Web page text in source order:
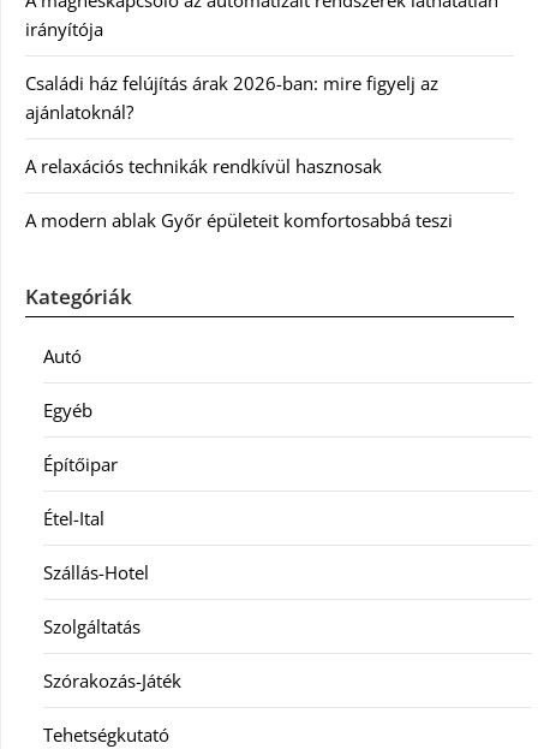
irányítója
Családi ház felújítás árak 2026-ban: mire figyelj az
ajánlatoknál?
A relaxációs technikák rendkívül hasznosak
A modern ablak Győr épületeit komfortosabbá teszi
Kategóriák
Autó
Egyéb
Építőipar
Étel-Ital
Szállás-Hotel
Szolgáltatás
Szórakozás-Játék
Tehetségkutató